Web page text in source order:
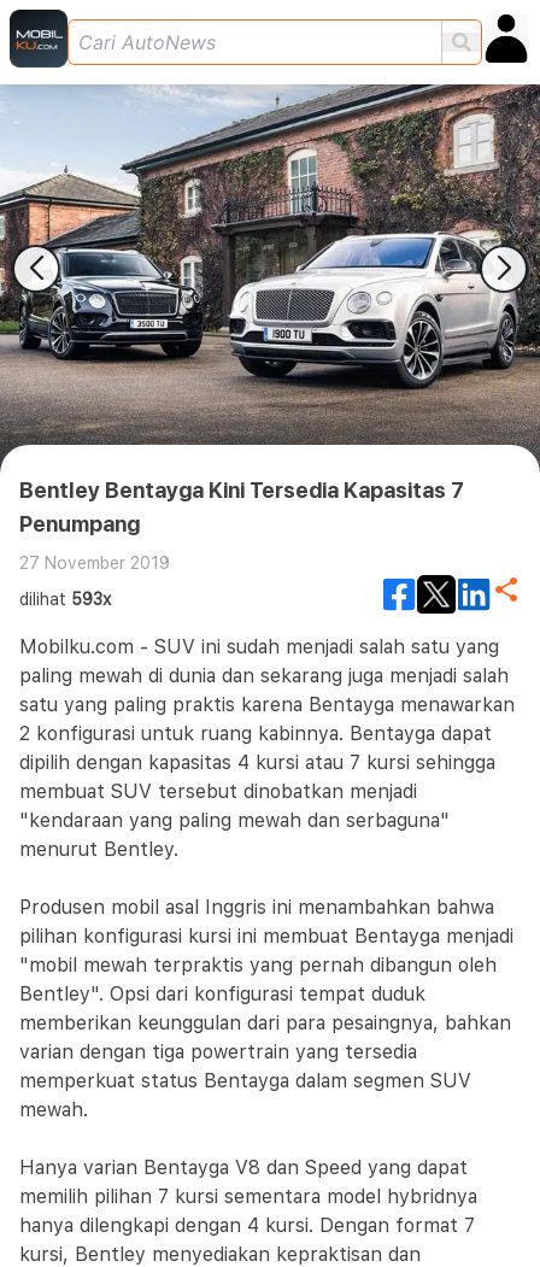
Bentley Bentayga Kini Tersedia Kapasitas 7
Penumpang
27 November 2019
dilihat 593x
Mobilku.com - SUV ini sudah menjadi salah satu yang
paling mewah di dunia dan sekarang juga menjadi salah
satu yang paling praktis karena Bentayga menawarkan
2 konfigurasi untuk ruang kabinnya. Bentayga dapat
dipilih dengan kapasitas 4 kursi atau 7 kursi sehingga
membuat SUV tersebut dinobatkan menjadi
"kendaraan yang paling mewah dan serbaguna"
menurut Bentley.
Produsen mobil asal Inggris ini menambahkan bahwa
pilihan konfigurasi kursi ini membuat Bentayga menjadi
"mobil mewah terpraktis yang pernah dibangun oleh
Bentley". Opsi dari konfigurasi tempat duduk
memberikan keunggulan dari para pesaingnya, bahkan
varian dengan tiga powertrain yang tersedia
memperkuat status Bentayga dalam segmen SUV
mewah.
Hanya varian Bentayga V8 dan Speed yang dapat
memilih pilihan 7 kursi sementara model hybridnya
hanya dilengkapi dengan 4 kursi. Dengan format 7
kursi, Bentley menyediakan kepraktisan dan